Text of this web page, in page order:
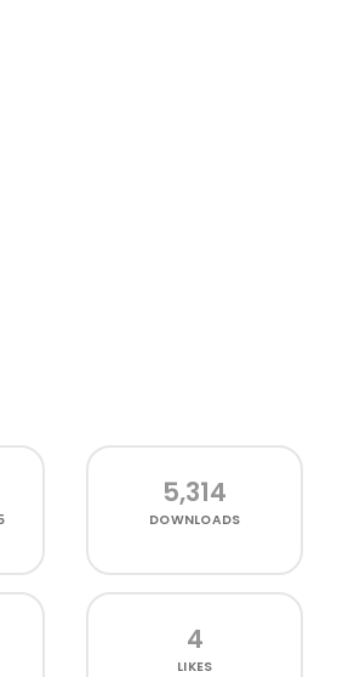
5,314
DOWNLOADS
4
LIKES